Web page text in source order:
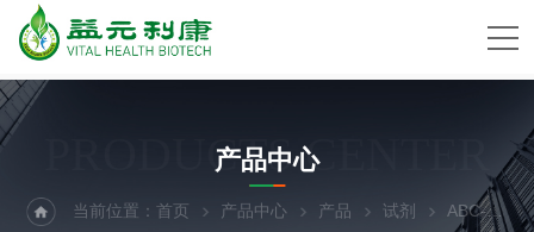
PRODUCTS CENTER
产品中心
当前位置：首页 产品中心 产品 试剂 ABC-TC3988人外周血CD4+Naive T辅助细胞